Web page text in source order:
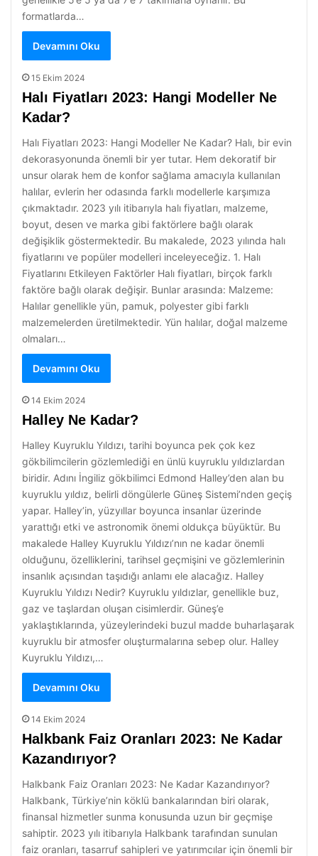
formatlarda…
Devamını Oku
15 Ekim 2024
Halı Fiyatları 2023: Hangi Modeller Ne
Kadar?
Halı Fiyatları 2023: Hangi Modeller Ne Kadar? Halı, bir evin
dekorasyonunda önemli bir yer tutar. Hem dekoratif bir
unsur olarak hem de konfor sağlama amacıyla kullanılan
halılar, evlerin her odasında farklı modellerle karşımıza
çıkmaktadır. 2023 yılı itibarıyla halı fiyatları, malzeme,
boyut, desen ve marka gibi faktörlere bağlı olarak
değişiklik göstermektedir. Bu makalede, 2023 yılında halı
fiyatlarını ve popüler modelleri inceleyeceğiz. 1. Halı
Fiyatlarını Etkileyen Faktörler Halı fiyatları, birçok farklı
faktöre bağlı olarak değişir. Bunlar arasında: Malzeme:
Halılar genellikle yün, pamuk, polyester gibi farklı
malzemelerden üretilmektedir. Yün halılar, doğal malzeme
olmaları…
Devamını Oku
14 Ekim 2024
Halley Ne Kadar?
Halley Kuyruklu Yıldızı, tarihi boyunca pek çok kez
gökbilimcilerin gözlemlediği en ünlü kuyruklu yıldızlardan
biridir. Adını İngiliz gökbilimci Edmond Halley’den alan bu
kuyruklu yıldız, belirli döngülerle Güneş Sistemi’nden geçiş
yapar. Halley’in, yüzyıllar boyunca insanlar üzerinde
yarattığı etki ve astronomik önemi oldukça büyüktür. Bu
makalede Halley Kuyruklu Yıldızı’nın ne kadar önemli
olduğunu, özelliklerini, tarihsel geçmişini ve gözlemlerinin
insanlık açısından taşıdığı anlamı ele alacağız. Halley
Kuyruklu Yıldızı Nedir? Kuyruklu yıldızlar, genellikle buz,
gaz ve taşlardan oluşan cisimlerdir. Güneş’e
yaklaştıklarında, yüzeylerindeki buzul madde buharlaşarak
kuyruklu bir atmosfer oluşturmalarına sebep olur. Halley
Kuyruklu Yıldızı,…
Devamını Oku
14 Ekim 2024
Halkbank Faiz Oranları 2023: Ne Kadar
Kazandırıyor?
Halkbank Faiz Oranları 2023: Ne Kadar Kazandırıyor?
Halkbank, Türkiye’nin köklü bankalarından biri olarak,
finansal hizmetler sunma konusunda uzun bir geçmişe
sahiptir. 2023 yılı itibarıyla Halkbank tarafından sunulan
faiz oranları, tasarruf sahipleri ve yatırımcılar için önemli bir